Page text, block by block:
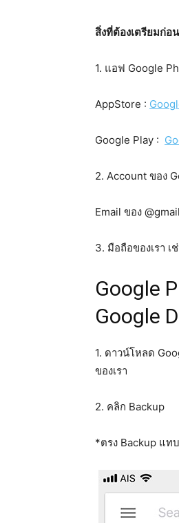
สิ่งที่ต้องเตรียมก่อ
1. แอฟ Google
AppStore :
Google Play :
2. Account ของ
Email ของ
3. มือถือของเรา เ
Google
Google
1. ดาวน์โหลด
ของเรา
2. คลิก Backup
*ตรง Backup แท